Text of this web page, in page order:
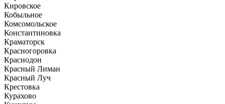
Кировское
Кобыльное
Комсомольское
Константиновка
Краматорск
Красногоровка
Краснодон
Красный Лиман
Красный Луч
Крестовка
Курахово